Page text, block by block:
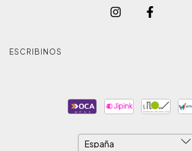
ESCRIBINOS